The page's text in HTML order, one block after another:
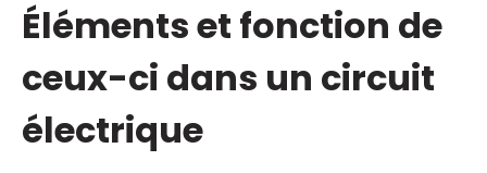
Éléments et fonction de
ceux-ci dans un circuit
électrique